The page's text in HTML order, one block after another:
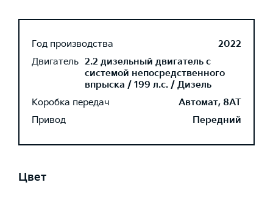
Год производства
2022
Двигатель 2.2 дизельный двигатель с
системой непосредственного
впрыска / 199 л.с. / Дизель
Коробка передач
Автомат, 8AT
Привод
Передний
Цвет